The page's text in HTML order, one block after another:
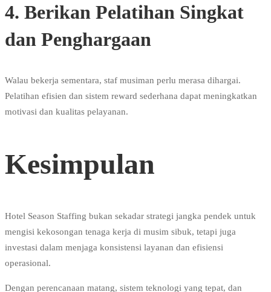
4. Berikan Pelatihan Singkat
dan Penghargaan
Walau bekerja sementara, staf musiman perlu merasa dihargai.
Pelatihan efisien dan sistem reward sederhana dapat meningkatkan
motivasi dan kualitas pelayanan.
Kesimpulan
Hotel Season Staffing bukan sekadar strategi jangka pendek untuk
mengisi kekosongan tenaga kerja di musim sibuk, tetapi juga
investasi dalam menjaga konsistensi layanan dan efisiensi
operasional.
Dengan perencanaan matang, sistem teknologi yang tepat, dan